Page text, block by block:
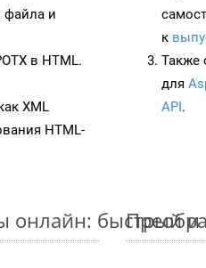
и
в HTML.
XML
HTML-
к
Также
для
API.
онлайн: быстрый